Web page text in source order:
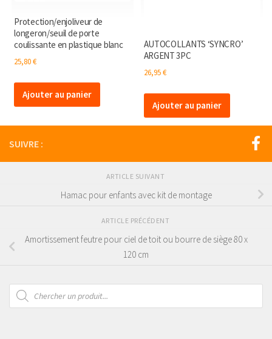
Protection/enjoliveur de
longeron/seuil de porte
coulissante en plastique blanc
25,80€
Ajouter au panier
AUTOCOLLANTS ‘SYNCRO’
ARGENT 3PC
26,95€
Ajouter au panier
SUIVRE :
ARTICLE SUIVANT
Hamac pour enfants avec kit de montage
ARTICLE PRÉCÉDENT
Amortissement feutre pour ciel de toit ou bourre de siège 80 x
120 cm
Recherche
de
produits